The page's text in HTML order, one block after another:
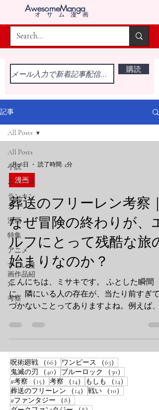
AwesomeManga
オサム漫画
購読
記事
All Posts
小説
ニュース
ランキン
グ
漫画
特集
アニメ
すごい漫
画作品紹
介
考察
All Posts
7月28日 読了時間: 4分
漫画
葬送のフリーレン考察｜
なぜ冒険の終わりが、エ
ルフにとって残酷な旅の
始まりなのか？
こんにちは、ミサキです。 ふとした瞬間
に、隣にいる人の存在が、当たり前すぎて
づかないことってありますよね。例えば、
つも同じ席に座っている同僚の人。でも、
の人が急にいなくなったとき、心の中...
呪術廻戦 （66） 66件の記事
ワンピース （63）
鬼滅の刃
（40） 40件の記事
ブルーロック （30）
#考察
（15） 15件の記事
考察 （14） 14件の記事
もしも （14）
葬送のフリーレン
（14） 14件の記事
戦い （10）
#ファンタジー
（8）